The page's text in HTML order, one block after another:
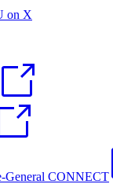
on X
General CONNECT